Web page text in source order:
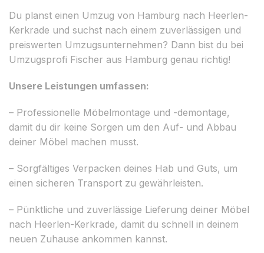
Du planst einen Umzug von Hamburg nach Heerlen-
Kerkrade und suchst nach einem zuverlässigen und
preiswerten Umzugsunternehmen? Dann bist du bei
Umzugsprofi Fischer aus Hamburg genau richtig!
Unsere Leistungen umfassen:
– Professionelle Möbelmontage und -demontage,
damit du dir keine Sorgen um den Auf- und Abbau
deiner Möbel machen musst.
– Sorgfältiges Verpacken deines Hab und Guts, um
einen sicheren Transport zu gewährleisten.
– Pünktliche und zuverlässige Lieferung deiner Möbel
nach Heerlen-Kerkrade, damit du schnell in deinem
neuen Zuhause ankommen kannst.